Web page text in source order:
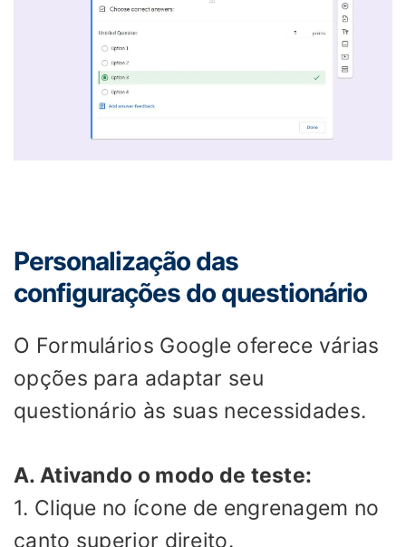
Personalização das
configurações do questionário
O Formulários Google oferece várias
opções para adaptar seu
questionário às suas necessidades.
A. Ativando o modo de teste:
1. Clique no ícone de engrenagem no
canto superior direito.